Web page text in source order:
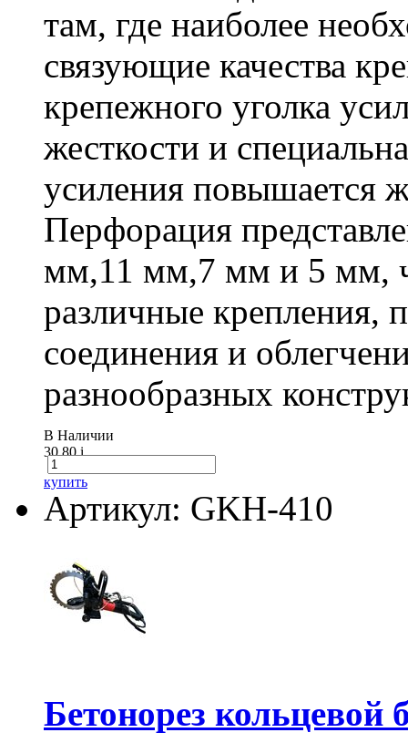
там, где наиболее
связующие качества
крепежного уголка
жесткости и
усиления повышается
Перфорация
мм,11 мм,7 мм и 5 мм,
различные
соединения и
разнообразных
В Наличии
30.80i
купить
Артикул: GKH-410
Бетонорез